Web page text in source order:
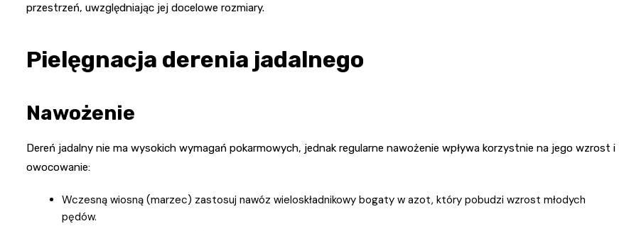
przestrzeń, uwzględniając jej docelowe rozmiary.
Pielęgnacja derenia jadalnego
Nawożenie
Dereń jadalny nie ma wysokich wymagań pokarmowych, jednak regularne nawożenie wpływa korzystnie na jego wzrost i
owocowanie:
Wczesną wiosną (marzec) zastosuj nawóz wieloskładnikowy bogaty w azot, który pobudzi wzrost młodych
pędów.